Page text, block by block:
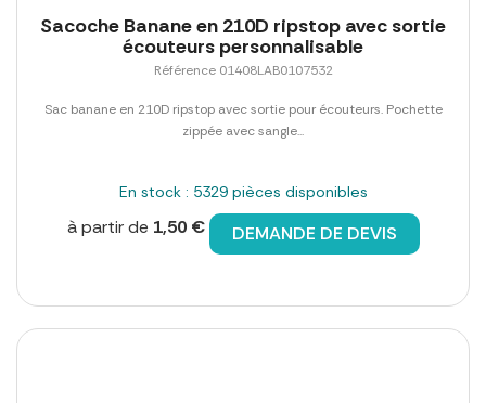
Sacoche Banane en 210D ripstop avec sortie
écouteurs personnalisable
Référence 01408LAB0107532
Sac banane en 210D ripstop avec sortie pour écouteurs. Pochette
zippée avec sangle...
En stock : 5329 pièces disponibles
à partir de 1,50 € DEMANDE DE DEVIS